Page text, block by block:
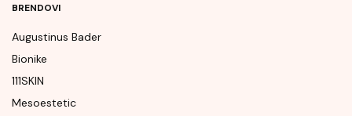
BRENDOVI
Augustinus Bader
Bionike
111SKIN
Mesoestetic